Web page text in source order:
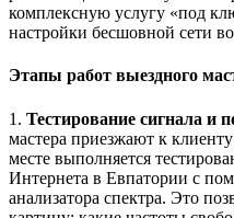
комплексную услугу «под
настройки бесшовной сети
Этапы работ выездного
1. Тестирование сигнала и
мастера приезжают к
месте выполняется
Интернета в Евпатории с
анализатора спектра. Это